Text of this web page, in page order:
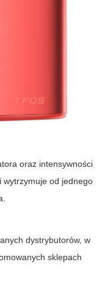
oraz intensywności
wytrzymuje od jednego
dystrybutorów, w
sklepach